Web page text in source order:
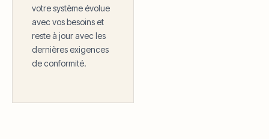
votre système évolue
avec vos besoins et
reste à jour avec les
dernières exigences
de conformité.